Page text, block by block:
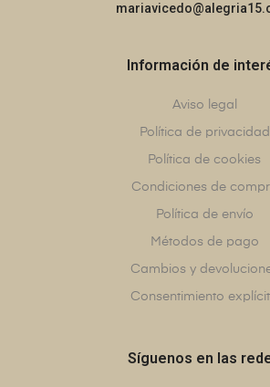
Información de
Aviso legal
Política de privacidad
Política de cookies
Condiciones de
Política de envío
Métodos de pago
Cambios y
Consentimiento
Síguenos en las